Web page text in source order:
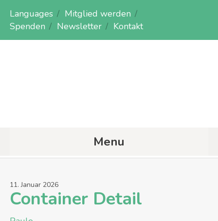
Languages
Mitglied werden
Spenden
Newsletter Kontakt
Menu
11. Januar 2026
Container Detail